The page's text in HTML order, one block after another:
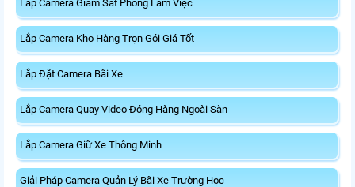
Lắp Camera Giám Sát Phòng Làm Việc
Lắp Camera Kho Hàng Trọn Gói Giá Tốt
Lắp Đặt Camera Bãi Xe
Lắp Camera Quay Video Đóng Hàng Ngoài Sàn
Lắp Camera Giữ Xe Thông Minh
Giải Pháp Camera Quản Lý Bãi Xe Trường Học